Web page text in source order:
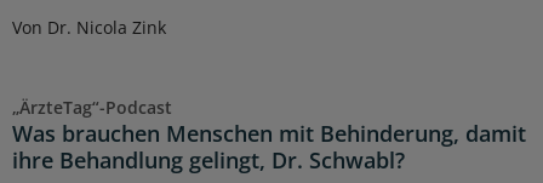
Von Dr. Nicola Zink
„ÄrzteTag“-Podcast
Was brauchen Menschen mit Behinderung, damit
ihre Behandlung gelingt, Dr. Schwabl?